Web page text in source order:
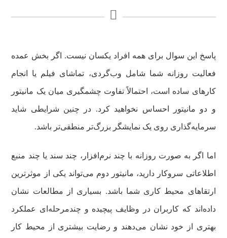
پاسخ این سوال برای همه افراد یکسان نیست. اگر بخش عمده
فعالیت روزانه شما شامل وب‌گردی، تماشای فیلم یا انجام
کارهای ساده است، احتمالاً تفاوت چشمگیری میان یک مانیتور
و دو مانیتور احساس نخواهید کرد. در چنین شرایطی شاید
سرمایه‌گذاری روی یک نمایشگر بزرگ‌تر منطقی‌تر باشد.
اما اگر به صورت روزانه با چند نرم‌افزار، چند سند یا چند منبع
اطلاعاتی سروکار دارید، مانیتور دوم می‌تواند یکی از موثرترین
ارتقاهای محیط کاری شما باشد. بسیاری از مطالعات نشان
داده‌اند که کاربران در وظایف پیچیده و چندمرحله‌ای عملکرد
بهتری از خود نشان می‌دهند و رضایت بیشتری از محیط کار